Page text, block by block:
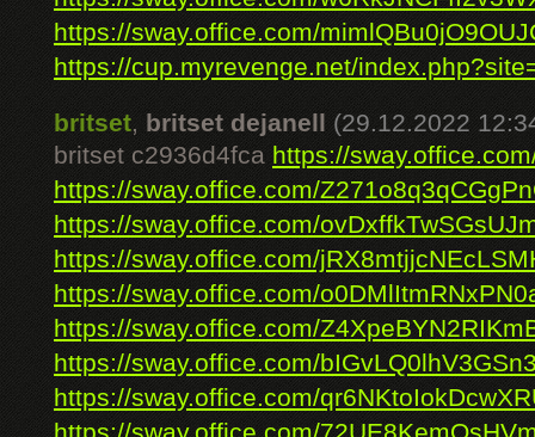
https://sway.office.com/
https://cup.myrevenge.net/
britset, britset dejanell (29.12.2022
britset c2936d4fca https://
https://sway.office.com/
https://sway.office.com/
https://sway.office.com/
https://sway.office.com/
https://sway.office.com/
https://sway.office.com/
https://sway.office.com/